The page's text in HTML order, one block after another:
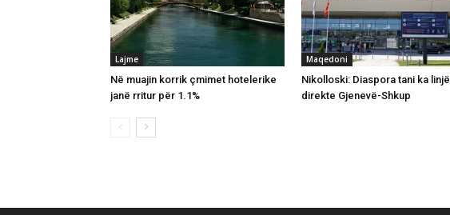
Lajme
Në muajin korrik çmimet hotelerike
janë rritur për 1.1%
Maqedoni
Nikolloski: Diaspora tani ka linjë
direkte Gjenevë-Shkup